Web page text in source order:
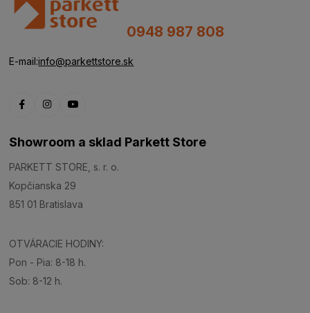
0948 987 808
E-mail:info@parkettstore.sk
Showroom a sklad Parkett Store
PARKETT STORE, s. r. o.
Kopčianska 29
851 01 Bratislava
OTVÁRACIE HODINY:
Pon - Pia: 8-18 h.
Sob: 8-12 h.